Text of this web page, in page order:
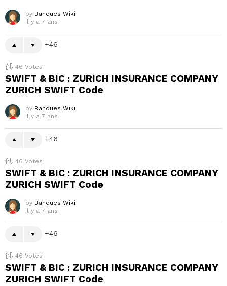
by Banques Wiki
il y a 7 ans
46
46 Votes
SWIFT & BIC : ZURICH INSURANCE COMPANY
ZURICH SWIFT Code
by Banques Wiki
il y a 7 ans
46
46 Votes
SWIFT & BIC : ZURICH INSURANCE COMPANY
ZURICH SWIFT Code
by Banques Wiki
il y a 7 ans
46
46 Votes
SWIFT & BIC : ZURICH INSURANCE COMPANY
ZURICH SWIFT Code